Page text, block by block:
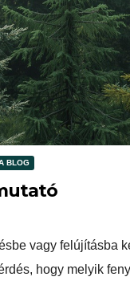
BLOG
vagy felújításba
hogy melyik